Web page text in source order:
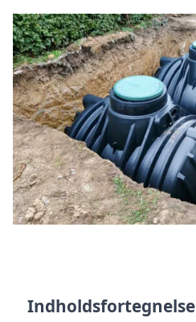
Indholdsfortegnelse